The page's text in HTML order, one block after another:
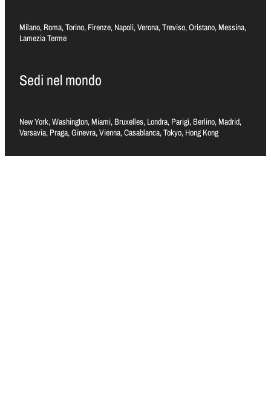
Milano, Roma, Torino, Firenze, Napoli, Verona, Treviso, Oristano, Messina,
Lamezia Terme
Sedi nel mondo
New York, Washington, Miami, Bruxelles, Londra, Parigi, Berlino, Madrid,
Varsavia, Praga, Ginevra, Vienna, Casablanca, Tokyo, Hong Kong